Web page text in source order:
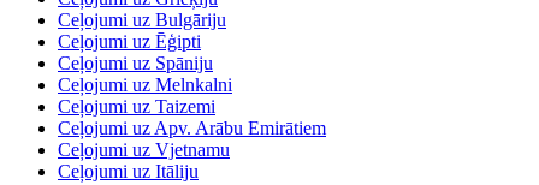
Ceļojumi uz Bulgāriju
Ceļojumi uz Ēģipti
Ceļojumi uz Spāniju
Ceļojumi uz Melnkalni
Ceļojumi uz Taizemi
Ceļojumi uz Apv. Arābu Emirātiem
Ceļojumi uz Vjetnamu
Ceļojumi uz Itāliju